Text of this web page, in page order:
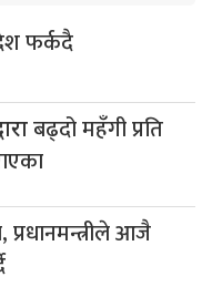
फर्कदै
बढ्दो महँगी प्रति
प्रधानमन्त्रीले आजै